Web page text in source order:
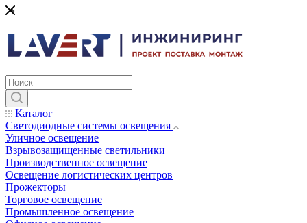
Каталог
Светодиодные системы освещения
Уличное освещение
Взрывозащищенные светильники
Производственное освещение
Освещение логистических центров
Прожекторы
Торговое освещение
Промышленное освещение
*